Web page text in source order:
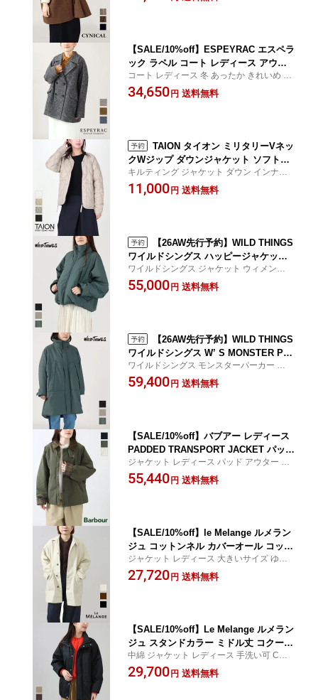
ジュ CROCHET クロシェ
【SALE/10%off】ESPEYRAC エスペラ
ック ラペル コート レディース アウタ
ー ウール 暖か コクーン 7553902 正規
品 公式 25AW
コート レディース 冬 あったか きれいめ C
ROCHET クロシェ
34,650 円 送料無料
TAION タイオン ミリタリーVネッ
クWジップ ダウンジャケット ソフトシ
ェル MILITARY V NECK W-ZIP DOWN
JKT SOFT SHELL 公式 TAION-W101A
キルティング ジャケット ダウン インナー
ダウン レディース CROCHET クロシェ
11,000 円 送料無料
【26AW先行予約】WILD THINGS
ワイルドシングス ハッピージャケット
レディース 26AW 新作 HAPPY JACKE
T 中綿ジャケット アウター 防寒 暖かい
ワイルドシングス ジャケット ウィメンズ C
ROCHET crochet クロシェ
55,000 円 送料無料
【26AW先行予約】WILD THINGS
ワイルドシングス W’ S MONSTER PAR
KA WTL26102SK モンスターパーカー
レディース アウター コート 防寒 暖か
ワイルドシングス モンスターパーカー アウ
ター コート CROCHET クロシェ
59,400 円 送料無料
【SALE/10%off】バブアー レディース
PADDED TRANSPORT JACKET パッド
トランスポート ジャケット アウター M
CA1065 barbour 正規品 メンズ ミスト
ジャケット レディース パッド アウター ク
ロシェ CROCHET
55,440 円 送料無料
【SALE/10%off】le Melange ルメラン
ジュ コットンネル カバーオール コット
ン 綿 長袖 ジャケット コート オーバー
サイズ 羽織 リサイクルウール 8543901
ジャケット レディース 大きいサイズ ゆっ
たり ルメランジェ CROCHET クロシェ
27,720 円 送料無料
【SALE/10%off】Le Melange ルメラン
ジュ スタンドカラー ミドル丈 コクーン
コート モンスター 撥水 発熱 中綿 軽量
ジャケット ナイロン タフタ コート レ
中綿 ジャケット レディース 手洗い可 CRO
CHET クロシェ
29,700 円 送料無料